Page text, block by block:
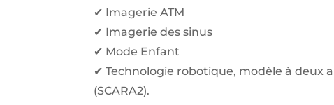
✔ Imagerie ATM
✔ Imagerie des sinus
✔ Mode Enfant
✔ Technologie robotique, modèle à deux
(SCARA2).